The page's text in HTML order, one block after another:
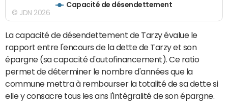
Capacité de désendettement
© JDN 2026
La capacité de désendettement de Tarzy évalue le
rapport entre l'encours de la dette de Tarzy et son
épargne (sa capacité d'autofinancement). Ce ratio
permet de déterminer le nombre d'années que la
commune mettra à rembourser la totalité de sa dette si
elle y consacre tous les ans l'intégralité de son épargne.